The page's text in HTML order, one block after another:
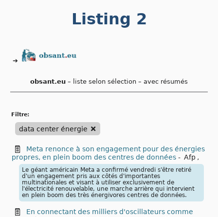
Listing 2
➔
obsant.eu – liste selon sélection – avec résumés
filtre:
data center énergie
Meta renonce à son engagement pour des énergies
propres, en plein boom des centres de données - Afp ,
Le géant américain Meta a confirmé vendredi s'être retiré
d'un engagement pris aux côtés d'importantes
multinationales et visant à utiliser exclusivement de
l'électricité renouvelable, une marche arrière qui intervient
en plein boom des très énergivores centres de données.
En connectant des milliers d'oscillateurs comme